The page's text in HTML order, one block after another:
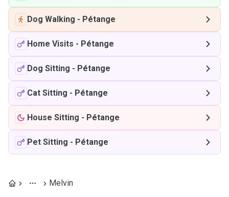
Dog Walking - Pétange
Home Visits - Pétange
Dog Sitting - Pétange
Cat Sitting - Pétange
House Sitting - Pétange
Pet Sitting - Pétange
Melvin